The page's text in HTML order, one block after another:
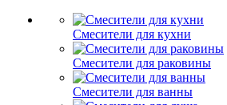
Смесители для кухни
Смесители для раковины
Смесители для ванны